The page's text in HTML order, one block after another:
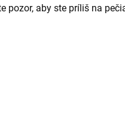
pozor, aby ste príliš na